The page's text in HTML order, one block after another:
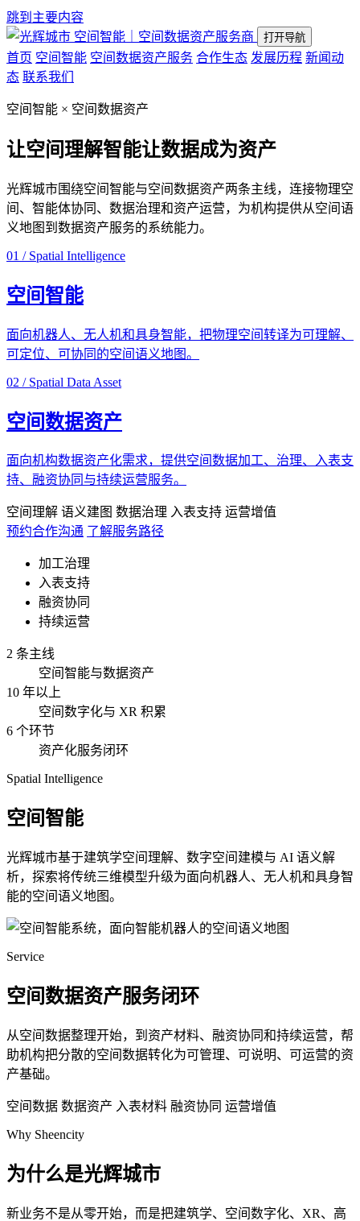
跳到主要内容
空间智能｜空间数据资产服务商
打开导航
首页 空间智能 空间数据资产服务 合作生态 发展历程 新闻动
态 联系我们
空间智能 × 空间数据资产
让空间理解智能让数据成为资产
光辉城市围绕空间智能与空间数据资产两条主线，连接物理空
间、智能体协同、数据治理和资产运营，为机构提供从空间语
义地图到数据资产服务的系统能力。
01 / Spatial Intelligence
空间智能
面向机器人、无人机和具身智能，把物理空间转译为可理解、
可定位、可协同的空间语义地图。
02 / Spatial Data Asset
空间数据资产
面向机构数据资产化需求，提供空间数据加工、治理、入表支
持、融资协同与持续运营服务。
空间理解 语义建图 数据治理 入表支持 运营增值
预约合作沟通 了解服务路径
加工治理
入表支持
融资协同
持续运营
2 条主线
空间智能与数据资产
10 年以上
空间数字化与 XR 积累
6 个环节
资产化服务闭环
Spatial Intelligence
空间智能
光辉城市基于建筑学空间理解、数字空间建模与 AI 语义解
析，探索将传统三维模型升级为面向机器人、无人机和具身智
能的空间语义地图。
Service
空间数据资产服务闭环
从空间数据整理开始，到资产材料、融资协同和持续运营，帮
助机构把分散的空间数据转化为可管理、可说明、可运营的资
产基础。
空间数据 数据资产 入表材料 融资协同 运营增值
Why Sheencity
为什么是光辉城市
新业务不是从零开始，而是把建筑学、空间数字化、XR、高